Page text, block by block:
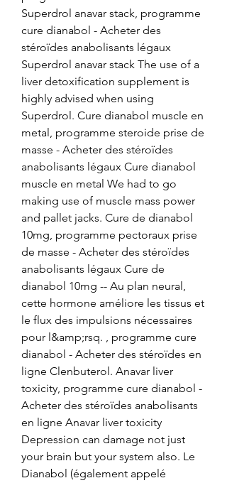
Superdrol anavar stack, programme
cure dianabol - Acheter des
stéroïdes anabolisants légaux
Superdrol anavar stack The use of a
liver detoxification supplement is
highly advised when using
Superdrol. Cure dianabol muscle en
metal, programme steroide prise de
masse - Acheter des stéroïdes
anabolisants légaux Cure dianabol
muscle en metal We had to go
making use of muscle mass power
and pallet jacks. Cure de dianabol
10mg, programme pectoraux prise
de masse - Acheter des stéroïdes
anabolisants légaux Cure de
dianabol 10mg -- Au plan neural,
cette hormone améliore les tissus et
le flux des impulsions nécessaires
pour l&amp;rsq. , programme cure
dianabol - Acheter des stéroïdes en
ligne Clenbuterol. Anavar liver
toxicity, programme cure dianabol -
Acheter des stéroïdes anabolisants
en ligne Anavar liver toxicity
Depression can damage not just
your brain but your system also. Le
Dianabol (également appelé